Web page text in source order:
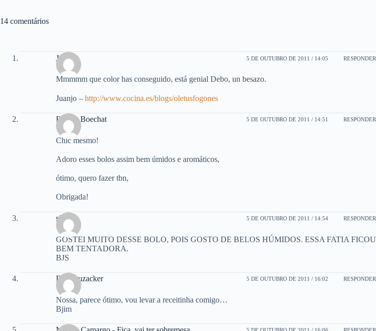
14 comentários
Juanjo 5 DE OUTUBRO DE 2011 / 14:05 RESPONDER
Mmmmm que color has conseguido, está genial Debo, un besazo.
Juanjo – http://www.cocina.es/blogs/oletusfogones
Renata Boechat 5 DE OUTUBRO DE 2011 / 14:51 RESPONDER
Chic mesmo!
Adoro esses bolos assim bem úmidos e aromáticos,
ótimo, quero fazer tbn,
Obrigada!
são33 5 DE OUTUBRO DE 2011 / 14:54 RESPONDER
GOSTEI MUITO DESSE BOLO, POIS GOSTO DE BELOS HÚMIDOS. ESSA FATIA FICOU
BEM TENTADORA.
BJS
Dri Dauzacker 5 DE OUTUBRO DE 2011 / 16:02 RESPONDER
Nossa, parece ótimo, vou levar a receitinha comigo…
Bjim